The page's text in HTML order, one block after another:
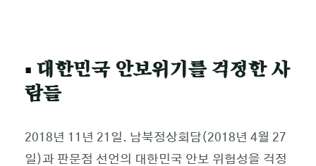
▪ 대한민국 안보위기를 걱정한 사
람들
2018년 11년 21일. 남북정상회담(2018년 4월 27
일)과 판문점 선언의 대한민국 안보 위험성을 걱정